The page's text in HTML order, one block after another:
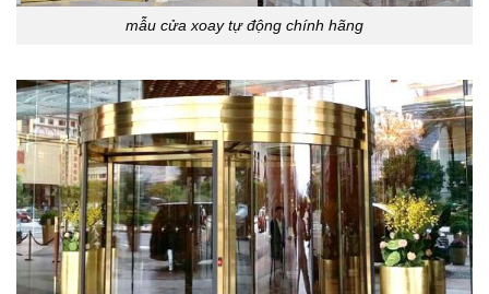
mẫu cửa xoay tự động chính hãng